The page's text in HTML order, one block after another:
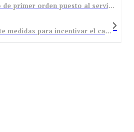
Atchúusss!!!: un reparto de primer orden puesto al servicio de una comedia cercana al vodevil
El Congreso aprueba siete medidas para incentivar el carbón con el voto en contra de Podemos